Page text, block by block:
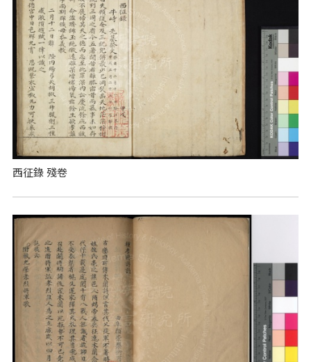
西征錄 殘卷